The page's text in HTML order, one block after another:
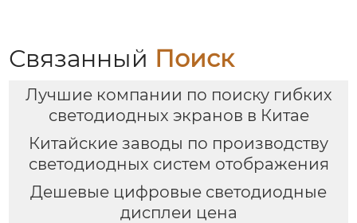
Связанный Поиск
Лучшие компании по поиску гибких
светодиодных экранов в Китае
Китайские заводы по производству
светодиодных систем отображения
Дешевые цифровые светодиодные
дисплеи цена